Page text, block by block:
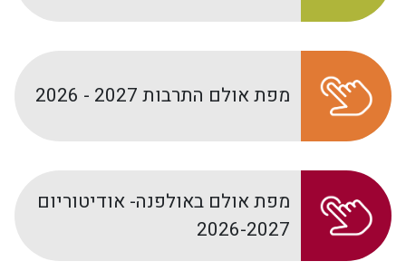
מפת אולם התרבות 2027 - 2026
מפת אולם באולפנה- אודיטוריום
2026-2027